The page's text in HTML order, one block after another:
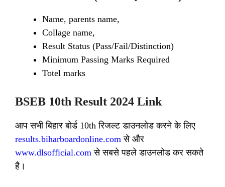
Name, parents name,
Collage name,
Result Status (Pass/Fail/Distinction)
Minimum Passing Marks Required
Totel marks
BSEB 10th Result 2024 Link
आप सभी बिहार बोर्ड 10th रिजल्ट डाउनलोड करने के लिए
results.biharboardonline.comसे और
www.dlsofficial.com से सबसे पहले डाउनलोड कर सकते
है।